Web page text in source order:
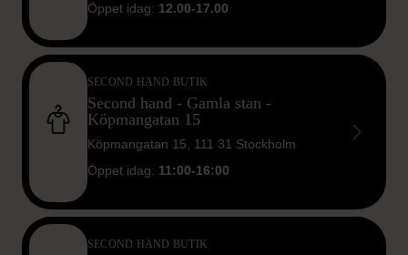
Öppet idag: 12.00-17.00
SECOND HAND BUTIK
Second hand - Gamla stan -
Köpmangatan 15
Köpmangatan 15, 111 31 Stockholm
Öppet idag: 11:00-16:00
SECOND HAND BUTIK